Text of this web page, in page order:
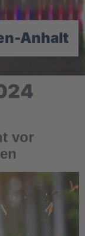
Anhalt
vor